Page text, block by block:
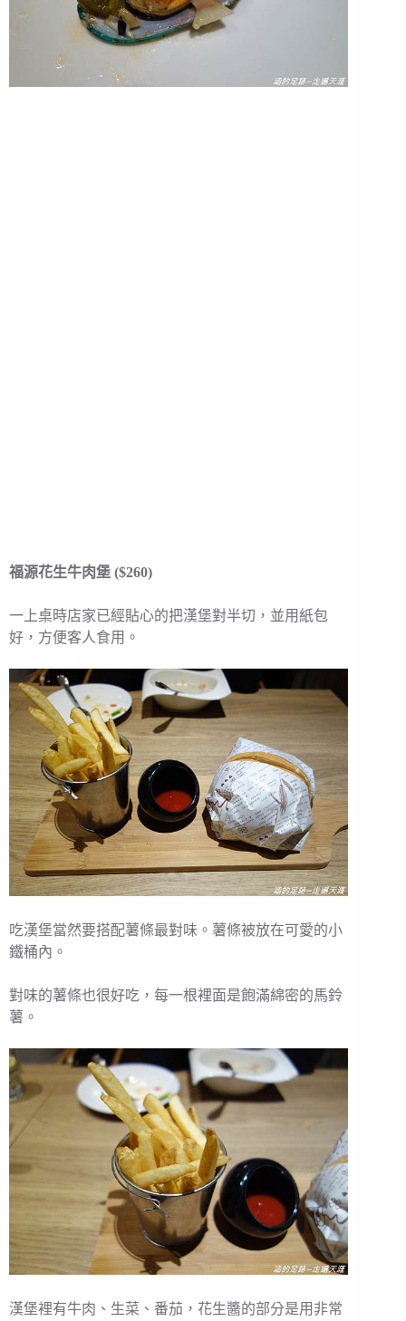
福源花生牛肉堡 ($260)
一上桌時店家已經貼心的把漢堡對半切，並用紙包
好，方便客人食用。
吃漢堡當然要搭配薯條最對味。薯條被放在可愛的小
鐵桶內。
對味的薯條也很好吃，每一根裡面是飽滿綿密的馬鈴
薯。
漢堡裡有牛肉、生菜、番茄，花生醬的部分是用非常